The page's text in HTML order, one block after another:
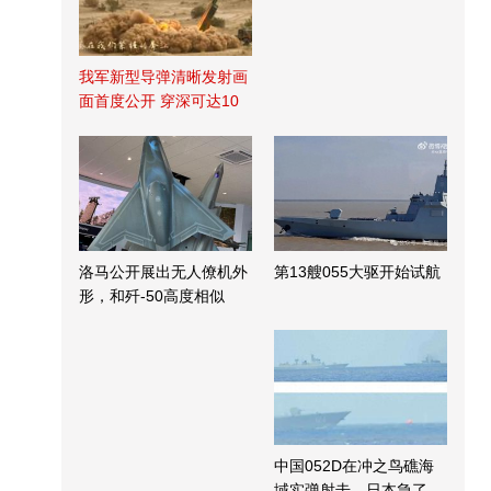
我军新型导弹清晰发射画
面首度公开 穿深可达10
洛马公开展出无人僚机外
形，和歼-50高度相似
第13艘055大驱开始试航
中国052D在冲之鸟礁海